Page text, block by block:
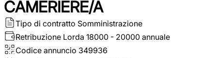
CAMERIERE/A
Tipo di contratto Somministrazione
Retribuzione Lorda 18000 - 20000 annuale
Codice annuncio 349936